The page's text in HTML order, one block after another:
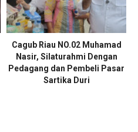
Cagub Riau NO.02 Muhamad
Nasir, Silaturahmi Dengan
Pedagang dan Pembeli Pasar
Sartika Duri